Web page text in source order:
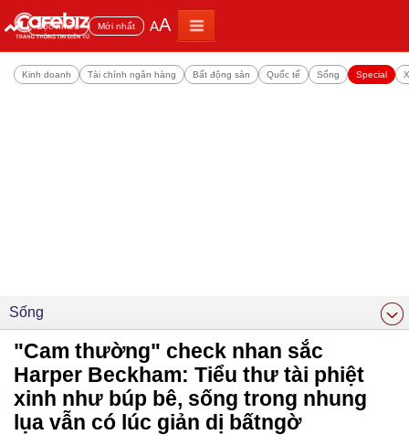
Đọc nhiều Mới nhất AA
Kinh doanh Tài chính ngân hàng Bất động sản Quốc tế Sống Special
Sống
"Cam thường" check nhan sắc
Harper Beckham: Tiểu thư tài phiệt
xinh như búp bê, sống trong nhung
lụa vẫn có lúc giản dị bấtngờ